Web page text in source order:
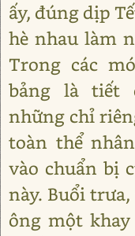
ấy, đúng dịp
hè nhau làm
Trong các
bảng là tiết
những chỉ
toàn thể
vào chuẩn bị
này. Buổi
ông một